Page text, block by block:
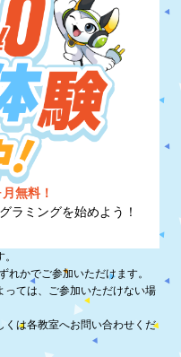
無料！
ラミングを始めよう！
れかでご参加いただけます。
っては、ご参加いただけない場
は各教室へお問い合わせくだ